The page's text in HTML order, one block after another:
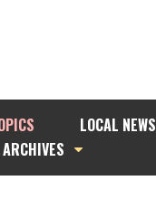
LOCAL NEWS
ARCHIVES